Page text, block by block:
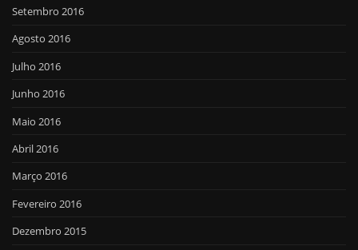
Setembro 2016
Agosto 2016
Julho 2016
Junho 2016
Maio 2016
Abril 2016
Março 2016
Fevereiro 2016
Dezembro 2015